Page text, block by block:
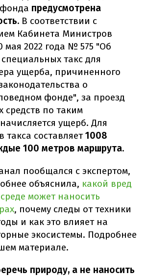
предусмотрена
В соответствии с
Кабинета Министров
мая 2022 года № 575 "Об
такс для
ущерба, причиненного
о
фонде", за проезд
средств по таким
ущерб. Для
такса составляет1008
100 метров маршрута.
пообщался с экспертом,
объяснила, какой вред
может наносить
, почему следы от техники
и как это влияет на
экосистемы. Подробнее
материале.
природу, а не наносить